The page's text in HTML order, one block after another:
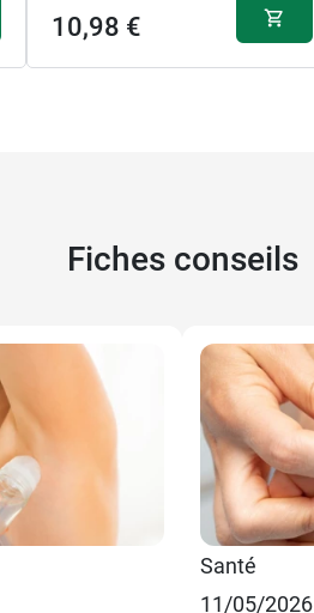
10,98 €
Fiches conseils
Santé
11/05/2026